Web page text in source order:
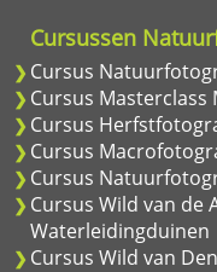
Cursussen
Cursus
Cursus
Cursus
Cursus
Cursus
Cursus Wild van de
Waterleidingduinen
Cursus Wild van